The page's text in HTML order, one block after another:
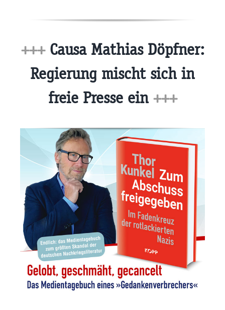
+++Causa Mathias Döpfner:
Regierung mischt sich in
freie Presse ein +++